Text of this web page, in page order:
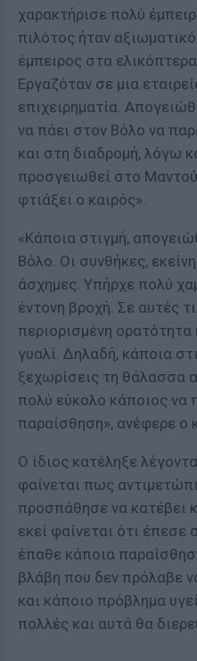
χαρακτήρισε πολύ
πιλότος ήταν
έμπειρος στα
Εργαζόταν σε μια
επιχειρηματία.
να πάει στον Βόλο να
και στη διαδρομή, λόγω
προσγειωθεί στο
φτιάξει ο καιρός».
«Κάποια στιγμή,
Βόλο. Οι συνθήκες,
άσχημες. Υπήρχε πολύ
έντονη βροχή. Σε αυτές
περιορισμένη ορατότητα
γυαλί. Δηλαδή, κάποια
ξεχωρίσεις τη θάλασσα
πολύ εύκολο κάποιος να
παραίσθηση», ανέφερε ο
Ο ίδιος κατέληξε
φαίνεται πως
προσπάθησε να κατέβει
εκεί φαίνεται ότι
έπαθε κάποια
βλάβη που δεν πρόλαβε
και κάποιο πρόβλημα
πολλές και αυτά θα